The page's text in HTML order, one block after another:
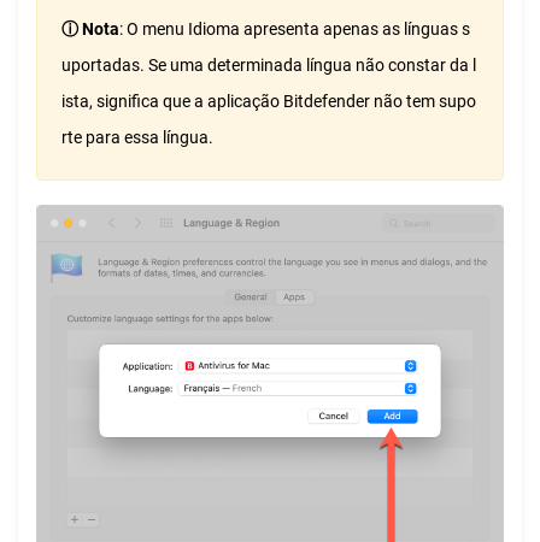
ⓘ Nota: O menu Idioma apresenta apenas as línguas s
uportadas. Se uma determinada língua não constar da l
ista, significa que a aplicação Bitdefender não tem supo
rte para essa língua.